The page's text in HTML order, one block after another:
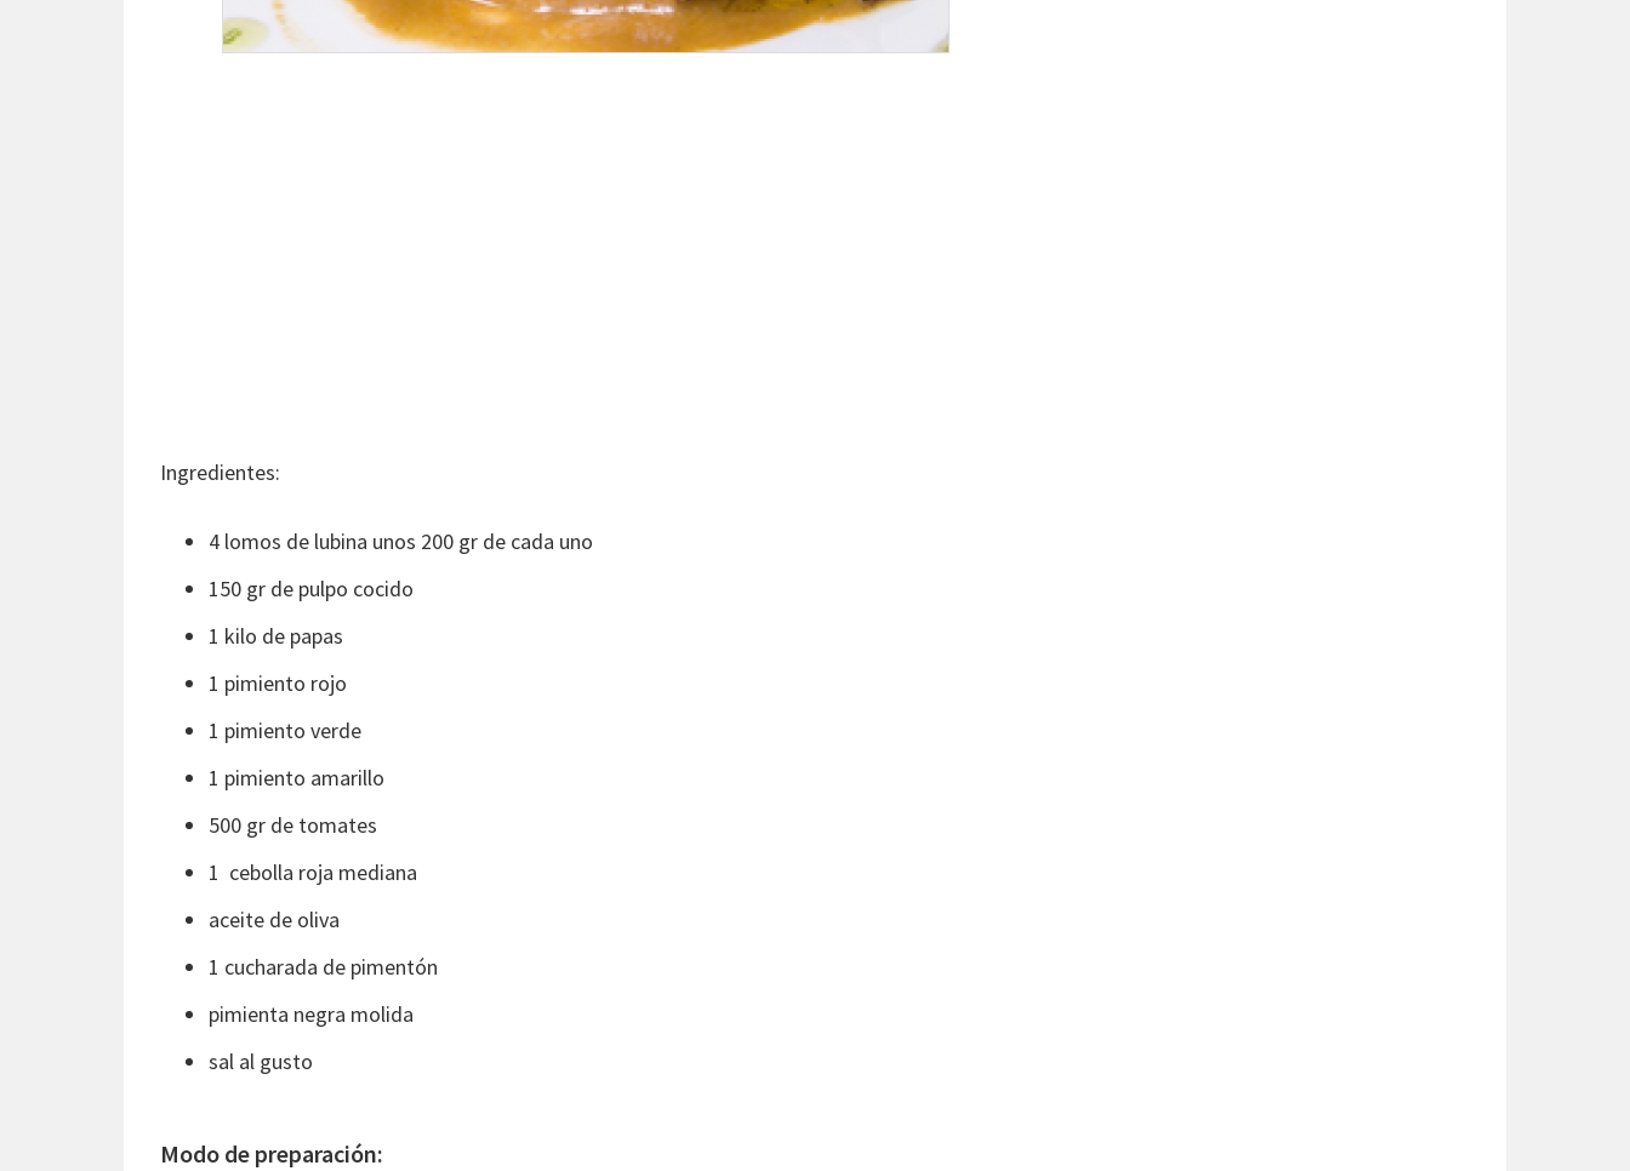
Ingredientes:
4 lomos de lubina unos 200 gr de cada uno
150 gr de pulpo cocido
1 kilo de papas
1 pimiento rojo
1 pimiento verde
1 pimiento amarillo
500 gr de tomates
1 cebolla roja mediana
aceite de oliva
1 cucharada de pimentón
pimienta negra molida
sal al gusto
Modo de preparación: